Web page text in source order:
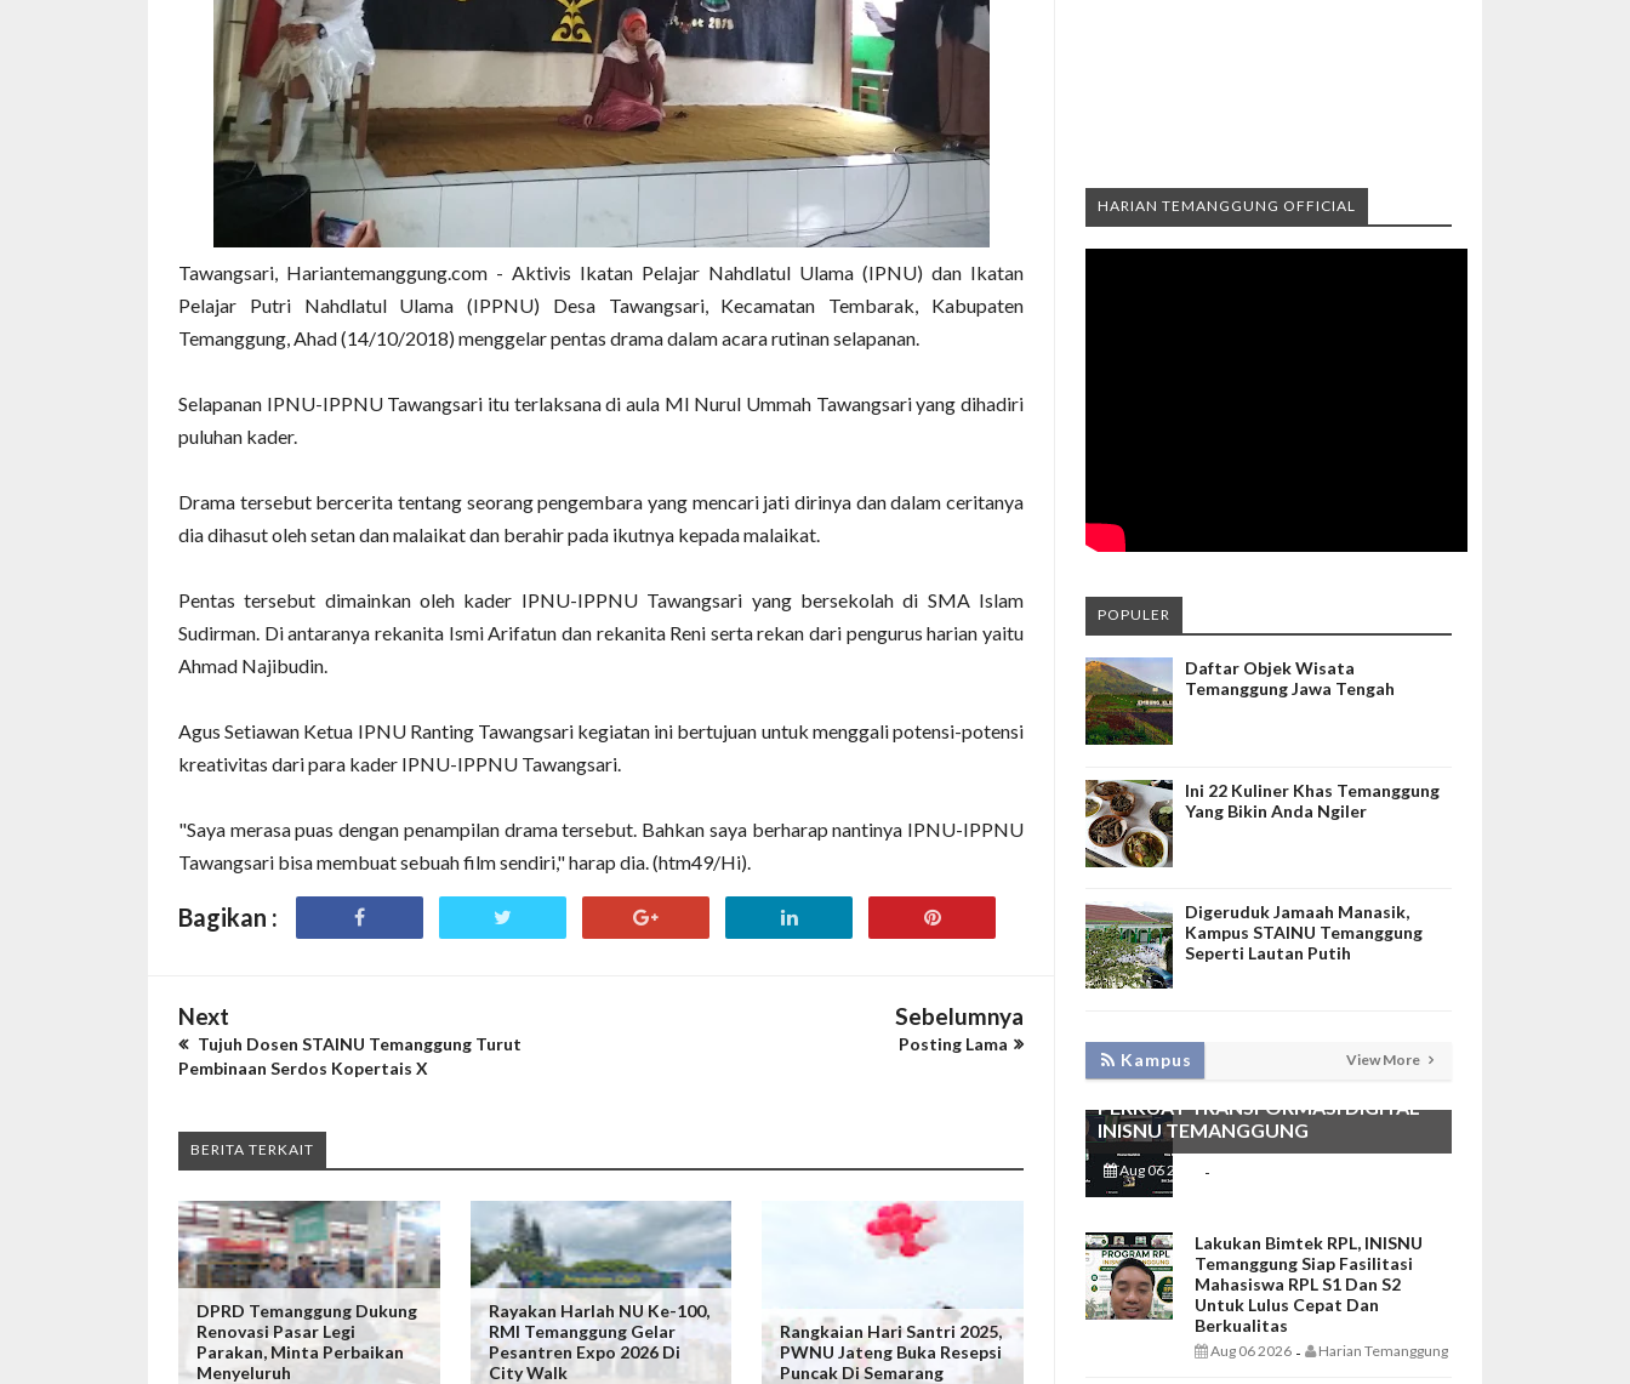
Tawangsari, Hariantemanggung.com - Aktivis Ikatan Pelajar Nahdlatul Ulama (IPNU) dan Ikatan
Pelajar Putri Nahdlatul Ulama (IPPNU) Desa Tawangsari, Kecamatan Tembarak, Kabupaten
Temanggung, Ahad (14/10/2018) menggelar pentas drama dalam acara rutinan selapanan.
Selapanan IPNU-IPPNU Tawangsari itu terlaksana di aula MI Nurul Ummah Tawangsari yang dihadiri
puluhan kader.
Drama tersebut bercerita tentang seorang pengembara yang mencari jati dirinya dan dalam ceritanya
dia dihasut oleh setan dan malaikat dan berahir pada ikutnya kepada malaikat.
Pentas tersebut dimainkan oleh kader IPNU-IPPNU Tawangsari yang bersekolah di SMA Islam
Sudirman. Di antaranya rekanita Ismi Arifatun dan rekanita Reni serta rekan dari pengurus harian yaitu
Ahmad Najibudin.
Agus Setiawan Ketua IPNU Ranting Tawangsari kegiatan ini bertujuan untuk menggali potensi-potensi
kreativitas dari para kader IPNU-IPPNU Tawangsari.
"Saya merasa puas dengan penampilan drama tersebut. Bahkan saya berharap nantinya IPNU-IPPNU
Tawangsari bisa membuat sebuah film sendiri," harap dia. (htm49/Hi).
Bagikan :
Next
Tujuh Dosen STAINU Temanggung Turut
Pembinaan Serdos Kopertais X
Sebelumnya
Posting Lama
BERITA TERKAIT
DPRD Temanggung Dukung
Renovasi Pasar Legi
Parakan, Minta Perbaikan
Menyeluruh
Rayakan Harlah NU Ke-100,
RMI Temanggung Gelar
Pesantren Expo 2026 Di
City Walk
Rangkaian Hari Santri 2025,
PWNU Jateng Buka Resepsi
Puncak Di Semarang
HARIAN TEMANGGUNG OFFICIAL
POPULER
Daftar Objek Wisata
Temanggung Jawa Tengah
Ini 22 Kuliner Khas Temanggung
Yang Bikin Anda Ngiler
Digeruduk Jamaah Manasik,
Kampus STAINU Temanggung
Seperti Lautan Putih
Kampus View More
KEMBANGKAN SIM LAYANAN,
HADIRKAN TIM SEVIMA UNTUK
PERKUAT TRANSFORMASI DIGITAL
INISNU TEMANGGUNG
Aug 06 2026 -
Lakukan Bimtek RPL, INISNU
Temanggung Siap Fasilitasi
Mahasiswa RPL S1 Dan S2
Untuk Lulus Cepat Dan
Berkualitas
Aug 06 2026 - Harian Temanggung